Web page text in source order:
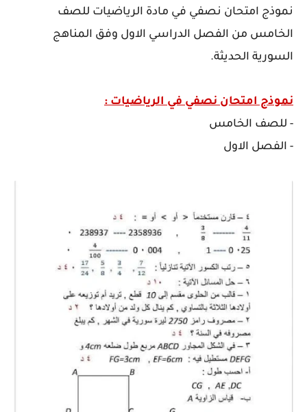
نموذج امتحان نصفي في مادة الرياضيات للصف
الخامس من الفصل الدراسي الاول وفق المناهج
السورية الحديثة.
نموذج امتحان نصفي في الرياضيات :
- للصف الخامس
- الفصل الاول